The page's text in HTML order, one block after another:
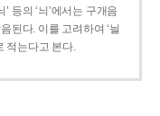
등의 ‘늬’에서는 구개음
된다. 이를 고려하여 ‘늴
적는다고 본다.